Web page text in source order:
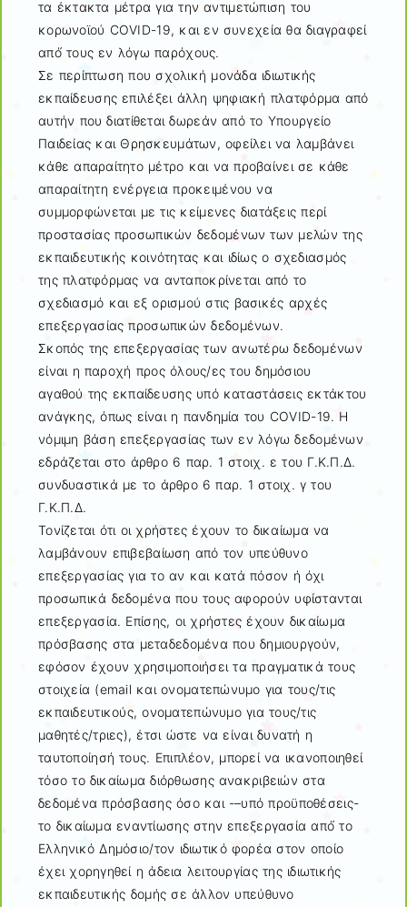
τα έκτακτα μέτρα για την αντιμετώπιση του
κορωνοϊού COVID-19, και εν συνεχεία θα διαγραφεί
από́ τους εν λόγω παρόχους.
Σε περίπτωση που σχολική μονάδα ιδιωτικής
εκπαίδευσης επιλέξει άλλη ψηφιακή πλατφόρμα από
αυτήν που διατίθεται δωρεάν από το Υπουργείο
Παιδείας και Θρησκευμάτων, οφείλει να λαμβάνει
κάθε απαραίτητο μέτρο και να προβαίνει σε κάθε
απαραίτητη ενέργεια προκειμένου να
συμμορφώνεται με τις κείμενες διατάξεις περί
προστασίας προσωπικών δεδομένων των μελών της
εκπαιδευτικής κοινότητας και ιδίως ο σχεδιασμός
της πλατφόρμας να ανταποκρίνεται από το
σχεδιασμό και εξ ορισμού στις βασικές αρχές
επεξεργασίας προσωπικών δεδομένων.
Σκοπός της επεξεργασίας των ανωτέρω δεδομένων
είναι η παροχή προς όλους/ες του δημόσιου
αγαθού της εκπαίδευσης υπό καταστάσεις εκτάκτου
ανάγκης, όπως είναι η πανδημία του COVID-19. Η
νόμιμη βάση επεξεργασίας των εν λόγω δεδομένων
εδράζεται στο άρθρο 6 παρ. 1 στοιχ. ε του Γ.Κ.Π.Δ.
συνδυαστικά με το άρθρο 6 παρ. 1 στοιχ. γ του
Γ.Κ.Π.Δ.
Τονίζεται ότι οι χρήστες έχουν το δικαίωμα να
λαμβάνουν επιβεβαίωση από τον υπεύθυνο
επεξεργασίας για το αν και κατά πόσον ή όχι
προσωπικά δεδομένα που τους αφορούν υφίστανται
επεξεργασία. Επίσης, οι χρήστες έχουν δικαίωμα
πρόσβασης στα μεταδεδομένα που δημιουργούν,
εφόσον έχουν χρησιμοποιήσει τα πραγματικά τους
στοιχεία (email και ονοματεπώνυμο για τους/τις
εκπαιδευτικούς, ονοματεπώνυμο για τους/τις
μαθητές/τριες), έτσι ώστε να είναι δυνατή η
ταυτοποίησή τους. Επιπλέον, μπορεί να ικανοποιηθεί
τόσο το δικαίωμα διόρθωσης ανακριβειών στα
δεδομένα πρόσβασης όσο και -–υπό προϋποθέσεις-
το δικαίωμα εναντίωσης στην επεξεργασία από́ το
Ελληνικό Δημόσιο/τον ιδιωτικό φορέα στον οποίο
έχει χορηγηθεί η άδεια λειτουργίας της ιδιωτικής
εκπαιδευτικής δομής σε άλλον υπεύθυνο